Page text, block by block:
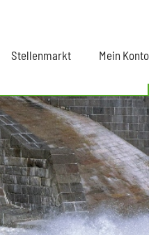
Stellenmarkt Mein Konto